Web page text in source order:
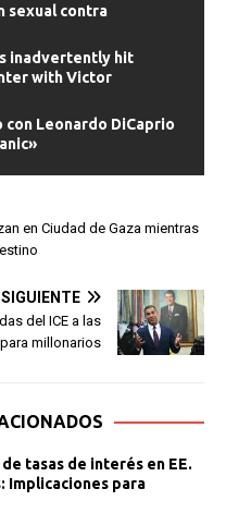
sexual contra
inadvertently hit
with Victor
Leonardo DiCaprio
en Ciudad de Gaza mientras
SIGUIENTE
del ICE a las
millonarios
tasas de interés en EE.
Implicaciones para